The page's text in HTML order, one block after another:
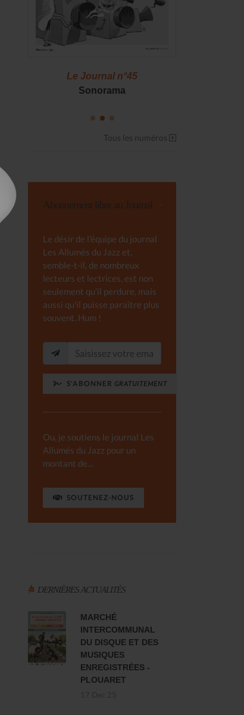
Le Journal n°45
Sonorama
Tous les numéros
Abonnement libre au Journal
Le désir de l'équipe du journal
Les Allumés du Jazz et,
semble-t-il, de nombreux
lecteurs et lectrices, est non
seulement qu'il perdure, mais
aussi qu'il puisse paraître plus
souvent. Hum !
S'ABONNER GRATUITEMENT
Ou, je soutiens le journal Les
Allumés du Jazz pour un
montant de...
SOUTENEZ-NOUS
DERNIÈRES ACTUALITÉS
MARCHÉ
INTERCOMMUNAL
DU DISQUE ET DES
MUSIQUES
ENREGISTRÉES -
PLOUARET